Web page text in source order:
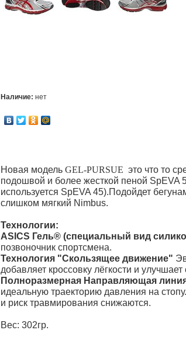
Наличие: нет
Новая модель GEL-PURSUE это что то
подошвой и более жесткой пеной SpEVA
используется SpEVA 45).Подойдет
слишком мягкий Nimbus.
Технологии:
ASICS Гель® (специальный вид
позвоночник спортсмена.
Технология "Скользящее движение"
добавляет кроссовку лёгкости и
Полноразмерная Направляющая
идеальную траекторию давления на
и риск травмирования снижаются.
Вес: 302гр.